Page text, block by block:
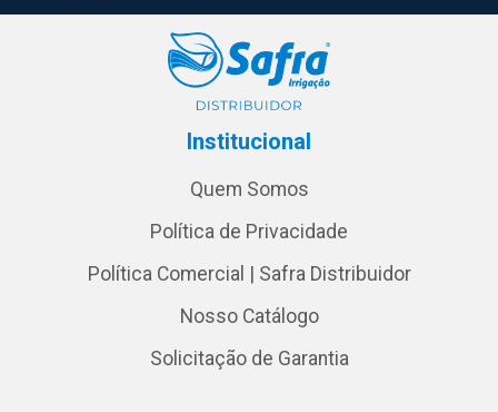
Institucional
Quem Somos
Política de Privacidade
Política Comercial | Safra Distribuidor
Nosso Catálogo
Solicitação de Garantia